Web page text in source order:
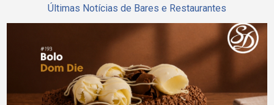
Últimas Notícias de Bares e Restaurantes